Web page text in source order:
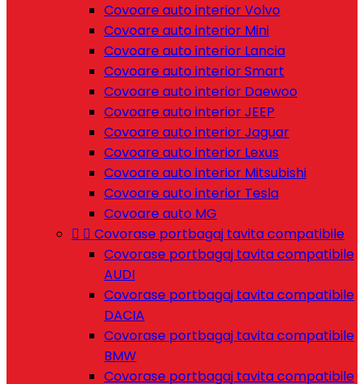
Covoare auto interior Volvo
Covoare auto interior Mini
Covoare auto interior Lancia
Covoare auto interior Smart
Covoare auto interior Daewoo
Covoare auto interior JEEP
Covoare auto interior Jaguar
Covoare auto interior Lexus
Covoare auto interior Mitsubishi
Covoare auto interior Tesla
Covoare auto MG
  Covorase portbagaj tavita compatibile
Covorase portbagaj tavita compatibile
AUDI
Covorase portbagaj tavita compatibile
DACIA
Covorase portbagaj tavita compatibile
BMW
Covorase portbagaj tavita compatibile